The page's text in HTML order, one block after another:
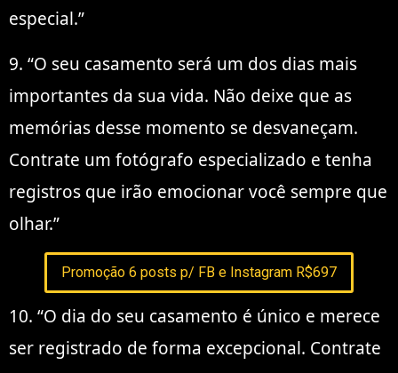
especial.”
9. “O seu casamento será um dos dias mais
importantes da sua vida. Não deixe que as
memórias desse momento se desvaneçam.
Contrate um fotógrafo especializado e tenha
registros que irão emocionar você sempre que
olhar.”
Promoção 6 posts p/ FB e Instagram R$697
10. “O dia do seu casamento é único e merece
ser registrado de forma excepcional. Contrate